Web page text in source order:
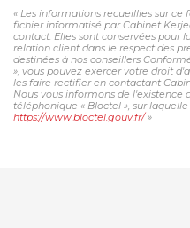
« Les informations recueillies sur
fichier informatisé par Cabinet
contact. Elles sont conservées pour
relation client dans le respect des
destinées à nos conseillers
», vous pouvez exercer votre droit
les faire rectifier en contactant
Nous vous informons de
téléphonique « Bloctel », sur
https://www.bloctel.gouv.fr/»